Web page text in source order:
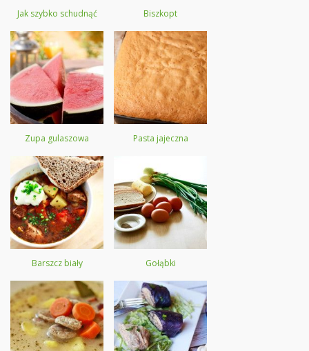
Jak szybko schudnąć Biszkopt
Zupa gulaszowa Pasta jajeczna
Barszcz biały Gołąbki